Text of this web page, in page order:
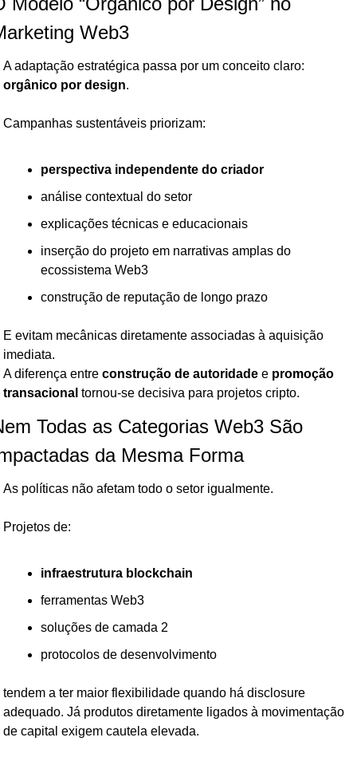
Web3
orgânico por design.
Campanhas sustentáveis priorizam:
perspectiva independente do criador
análise contextual do setor
explicações técnicas e educacionais
inserção do projeto em narrativas amplas do
ecossistema Web3
construção de reputação de longo prazo
E evitam mecânicas diretamente associadas à aquisição
imediata.
A diferença entre construção de autoridade e promoção
transacional tornou-se decisiva para projetos cripto.
Todas as Categorias Web3 São
da Mesma Forma
As políticas não afetam todo o setor igualmente.
Projetos de:
infraestrutura blockchain
ferramentas Web3
soluções de camada 2
protocolos de desenvolvimento
tendem a ter maior flexibilidade quando há disclosure
adequado. Já produtos diretamente ligados à movimentação
de capital exigem cautela elevada.